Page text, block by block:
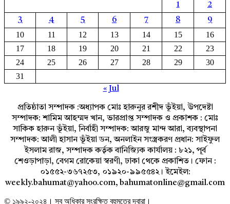
1
2
3
4 5 6 7 8 9
10 11 12 13 14 15
16
17
18 19 20 21 22
23
24
25 26 27 28 29
30
31
« Jul
প্রতিষ্ঠাতা সম্পাদক :অধ্যাপক মোঃ হারুনুর রশীদ ভূঁইয়া, উপদেষ্টা
সম্পাদক: শামিম আহম্মদ খান, ভারপ্রাপ্ত সম্পাদক ও প্রকাশক : মোঃ
সাকিক হারুন ভূঁইয়া, নির্বাহী সম্পাদক: আরজু মান্দ আরা, ব্যবস্থাপনা
সম্পাদক: আলী হাসান ভূঁইয়া ডন, অনলাইন সংস্ত্রকরণ প্রধান: সাইফুল
ইসলাম রাজ, সম্পাদক কর্তৃক বানিজ্যিক কার্যালয় : ৮২১, পূর্ব
শেওড়াপাড়া, বেগম রোকেয়া স্বরণী, ঢাকা থেকে প্রকাশিত। ফোন :
০১৫৫২-৩৬৭২৫৩, ০১৯২০-৯৯৫৫৪২। ইমেইল:
weekly.bahumat@yahoo.com, bahumatonline@gmail.com
© ১৯৯২-২০২৪। সব অধিকার সংরক্ষিত বহুমতের দ্বারা।